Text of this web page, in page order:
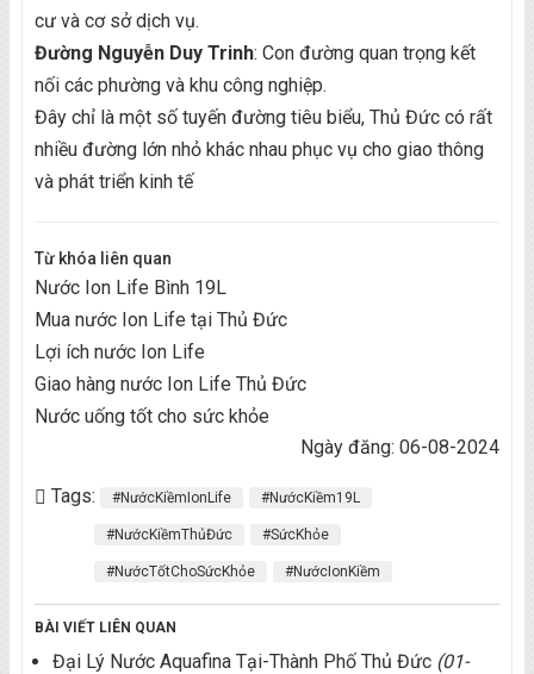
cư và cơ sở dịch vụ.
Đường Nguyễn Duy Trinh: Con đường quan trọng kết
nối các phường và khu công nghiệp.
Đây chỉ là một số tuyến đường tiêu biểu, Thủ Đức có rất
nhiều đường lớn nhỏ khác nhau phục vụ cho giao thông
và phát triển kinh tế
Từ khóa liên quan
Nước Ion Life Bình 19L
Mua nước Ion Life tại Thủ Đức
Lợi ích nước Ion Life
Giao hàng nước Ion Life Thủ Đức
Nước uống tốt cho sức khỏe
Ngày đăng: 06-08-2024
Tags: #NướcKiềmIonLife #NướcKiềm19L
#NướcKiềmThủĐức #SứcKhỏe
#NướcTốtChoSứcKhỏe #NướcIonKiềm
BÀI VIẾT LIÊN QUAN
Đại Lý Nước Aquafina Tại-Thành Phố Thủ Đức (01-